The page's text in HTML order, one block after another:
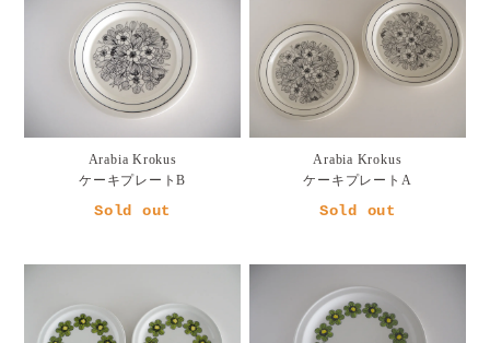
Arabia Krokus
ケーキプレートB
Sold out
Arabia Krokus
ケーキプレートA
Sold out